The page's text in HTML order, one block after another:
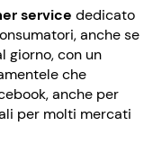
service dedicato
anche se
giorno, con un
che
anche per
per molti mercati